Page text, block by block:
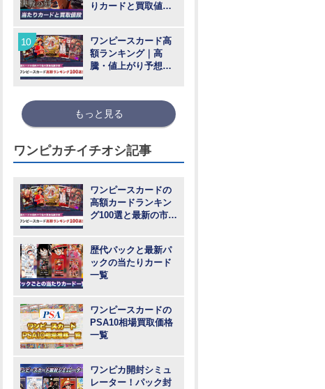
りカードと買取値段
ワンピースカード高
額ランキング｜高
騰・値上がり予想
もっと見る
ワンピカチイチオシ記事
ワンピースカードの
高額カードランキン
グ100選と最新の市場
歴代パックと最新パ
ックの当たりカード
一覧
ワンピースカードの
PSA10相場買取価格
一覧
ワンピカ開封シミュ
レーター！パック封